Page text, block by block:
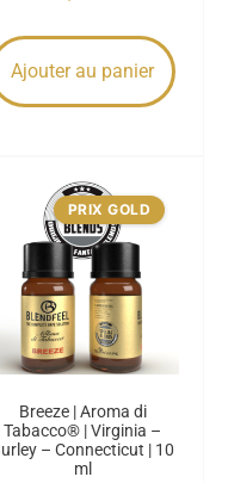
Ajouter au panier
PRIX GOLD
Breeze | Aroma di
Tabacco® | Virginia –
– Connecticut | 10
ml